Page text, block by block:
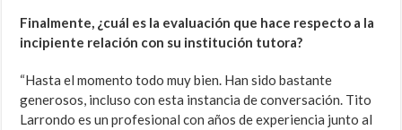
Finalmente, ¿cuál es la evaluación que hace respecto a la
incipiente relación con su institución tutora?
“Hasta el momento todo muy bien. Han sido bastante
generosos, incluso con esta instancia de conversación. Tito
Larrondo es un profesional con años de experiencia junto al